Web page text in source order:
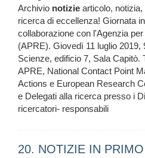
Archivio notizie articolo, notizia,
ricerca di eccellenza! Giornata
collaborazione con l'Agenzia
(APRE). Giovedì 11 luglio 2019,
Scienze, edificio 7, Sala Capitò.
APRE, National Contact Point
Actions e European Research
e Delegati alla ricerca presso i
ricercatori- responsabili
20. NOTIZIE IN